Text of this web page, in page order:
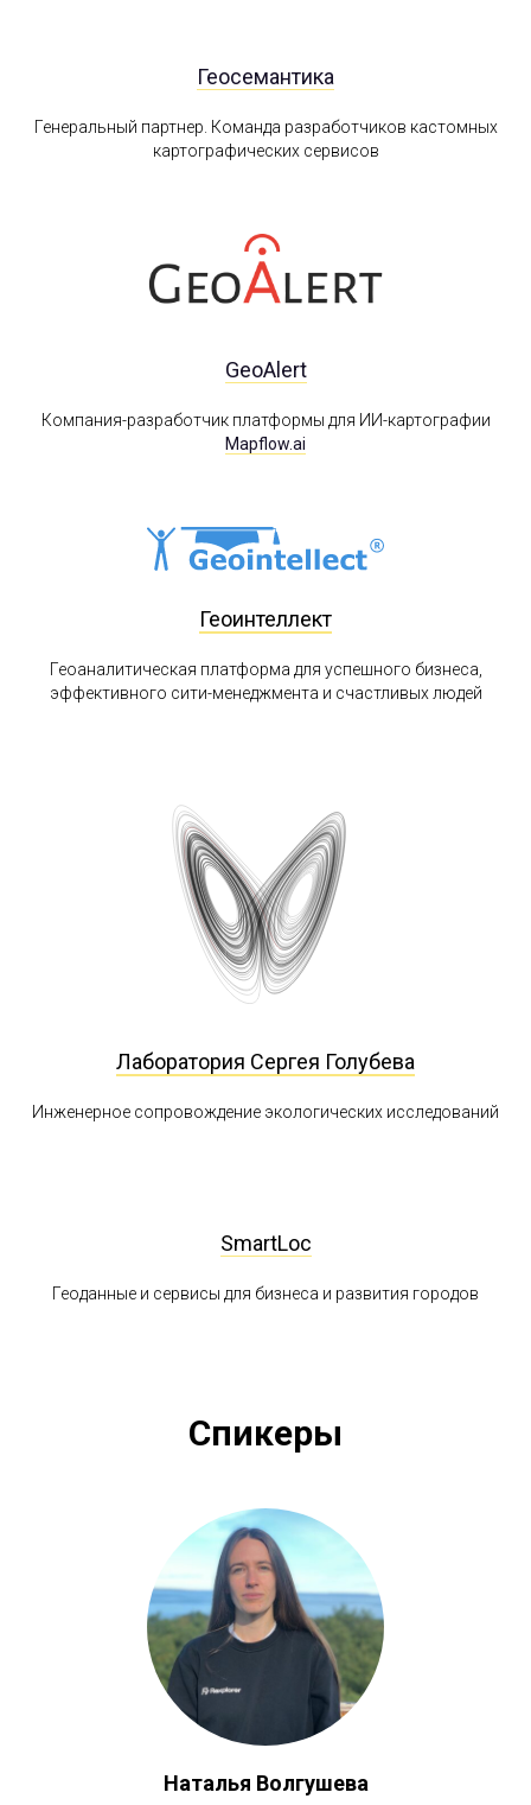
Геосемантика
Генеральный партнер. Команда разработчиков кастомных
картографических сервисов
GeoAlert
Компания-разработчик платформы для ИИ-картографии
Mapflow.ai
Геоинтеллект
Геоаналитическая платформа для успешного бизнеса,
эффективного сити-менеджмента и счастливых людей
Лаборатория Сергея Голубева
Инженерное сопровождение экологических исследований
SmartLoc
Геоданные и сервисы для бизнеса и развития городов
Спикеры
Наталья Волгушева